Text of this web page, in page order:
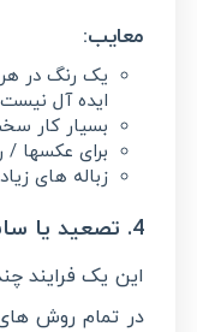
معایب:
یک رنگ در
ایده آل نیست
بسیار کار
برای عکسها /
زباله های
4. تصعید یا سابلیمیشن
این یک فرایند
در تمام روش